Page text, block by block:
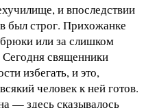
и впоследствии
был строг. Прихожанке
брюки или за слишком
священники
избегать, и это,
человек к ней готов.
— здесь сказывалось